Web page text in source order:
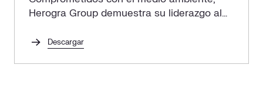
Herogra Group demuestra su liderazgo al
la diferencia en la industria.
Descargar